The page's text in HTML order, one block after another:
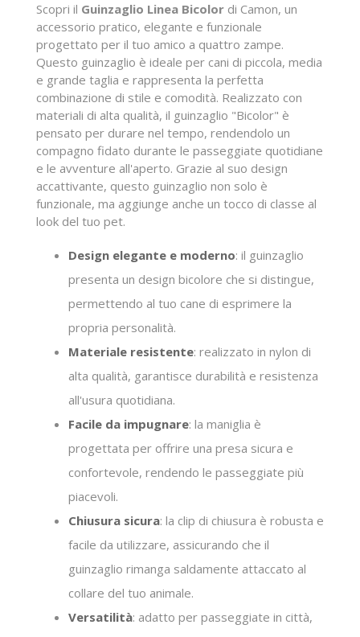
Scopri il Guinzaglio Linea Bicolor di Camon, un
accessorio pratico, elegante e funzionale
progettato per il tuo amico a quattro zampe.
Questo guinzaglio è ideale per cani di piccola, media
e grande taglia e rappresenta la perfetta
combinazione di stile e comodità. Realizzato con
materiali di alta qualità, il guinzaglio "Bicolor" è
pensato per durare nel tempo, rendendolo un
compagno fidato durante le passeggiate quotidiane
e le avventure all'aperto. Grazie al suo design
accattivante, questo guinzaglio non solo è
funzionale, ma aggiunge anche un tocco di classe al
look del tuo pet.
Design elegante e moderno: il guinzaglio
presenta un design bicolore che si distingue,
permettendo al tuo cane di esprimere la
propria personalità.
Materiale resistente: realizzato in nylon di
alta qualità, garantisce durabilità e resistenza
all'usura quotidiana.
Facile da impugnare: la maniglia è
progettata per offrire una presa sicura e
confortevole, rendendo le passeggiate più
piacevoli.
Chiusura sicura: la clip di chiusura è robusta e
facile da utilizzare, assicurando che il
guinzaglio rimanga saldamente attaccato al
collare del tuo animale.
Versatilità: adatto per passeggiate in città,